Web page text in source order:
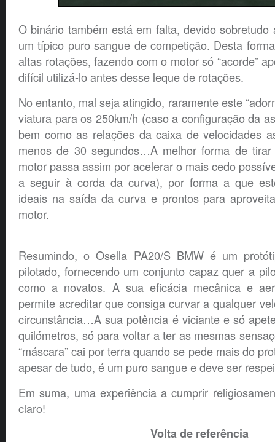
O binário também está em falta, devido
um típico puro sangue de competição. Desta
altas rotações, fazendo com o motor só “acorde”
difícil utilizá-lo antes desse leque de rotações.
No entanto, mal seja atingido, raramente este
viatura para os 250km/h (caso a configuração da
bem como as relações da caixa de velocidades
menos de 30 segundos…A melhor forma de
motor passa assim por acelerar o mais cedo
a seguir à corda da curva), por forma a que
ideais na saída da curva e prontos para
motor.
Resumindo, o Osella PA20/S BMW é um
pilotado, fornecendo um conjunto capaz quer a
como a novatos. A sua eficácia mecânica e
permite acreditar que consiga curvar a qualquer
circunstância…A sua potência é viciante e só
quilómetros, só para voltar a ter as mesmas
“máscara” cai por terra quando se pede mais do
apesar de tudo, é um puro sangue e deve ser
Em suma, uma experiência a cumprir
claro!
Volta de referência